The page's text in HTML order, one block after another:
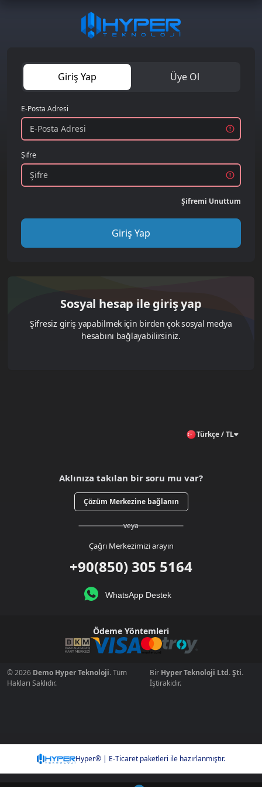
Giriş Yap Üye Ol
E-Posta Adresi
Şifre
Şifremi Unuttum
Giriş Yap
Sosyal hesap ile giriş yap
Şifresiz giriş yapabilmek için birden çok sosyal medya
hesabını bağlayabilirsiniz.
Türkçe / TL
Aklınıza takılan bir soru mu var?
Çözüm Merkezine bağlanın
veya
Çağrı Merkezimizi arayın
+90(850) 305 5164
WhatsApp Destek
Ödeme Yöntemleri
© 2026 Demo Hyper Teknoloji. Tüm
Hakları Saklıdır.
Bir Hyper Teknoloji Ltd. Şti.
İştirakidir.
Hyper® | E-Ticaret paketleri ile hazırlanmıştır.